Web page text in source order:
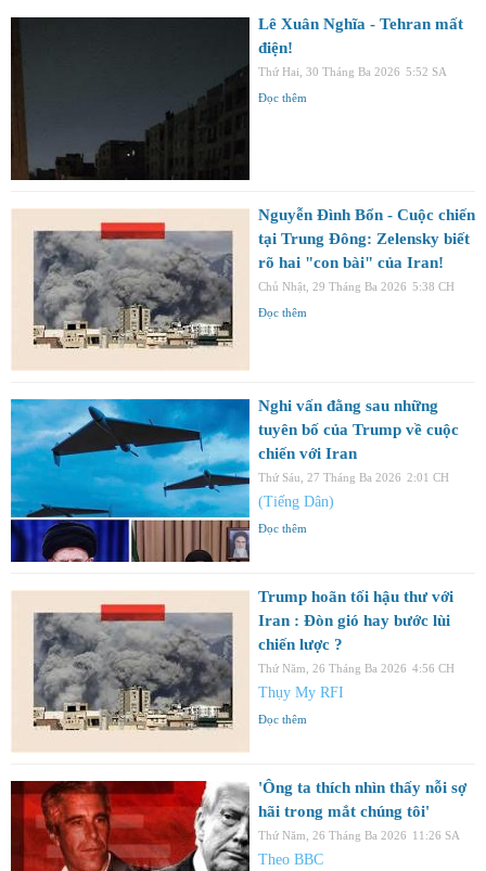
Lê Xuân Nghĩa - Tehran mất
điện!
Thứ Hai, 30 Tháng Ba 2026 5:52 SA
Đọc thêm
Nguyễn Đình Bổn - Cuộc chiến
tại Trung Đông: Zelensky biết
rõ hai "con bài" của Iran!
Chủ Nhật, 29 Tháng Ba 2026 5:38 CH
Đọc thêm
Nghi vấn đằng sau những
tuyên bố của Trump về cuộc
chiến với Iran
Thứ Sáu, 27 Tháng Ba 2026 2:01 CH
(Tiếng Dân)
Đọc thêm
Trump hoãn tối hậu thư với
Iran : Đòn gió hay bước lùi
chiến lược ?
Thứ Năm, 26 Tháng Ba 2026 4:56 CH
Thụy My RFI
Đọc thêm
'Ông ta thích nhìn thấy nỗi sợ
hãi trong mắt chúng tôi'
Thứ Năm, 26 Tháng Ba 2026 11:26 SA
Theo BBC